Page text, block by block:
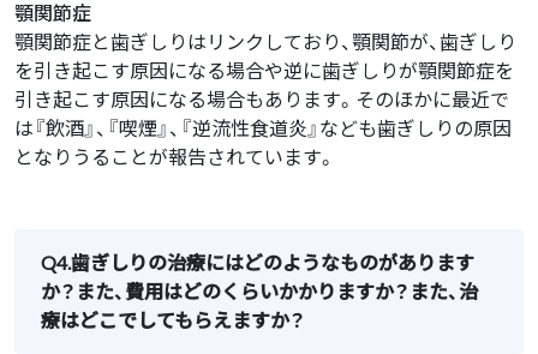
顎関節症
顎関節症と歯ぎしりはリンクしており、顎関節が、歯ぎしり
を引き起こす原因になる場合や逆に歯ぎしりが顎関節症を
引き起こす原因になる場合もあります。そのほかに最近で
は『飲酒』、『喫煙』、『逆流性食道炎』なども歯ぎしりの原因
となりうることが報告されています。
Q4.歯ぎしりの治療にはどのようなものがあります
か？また、費用はどのくらいかかりますか？また、治
療はどこでしてもらえますか？